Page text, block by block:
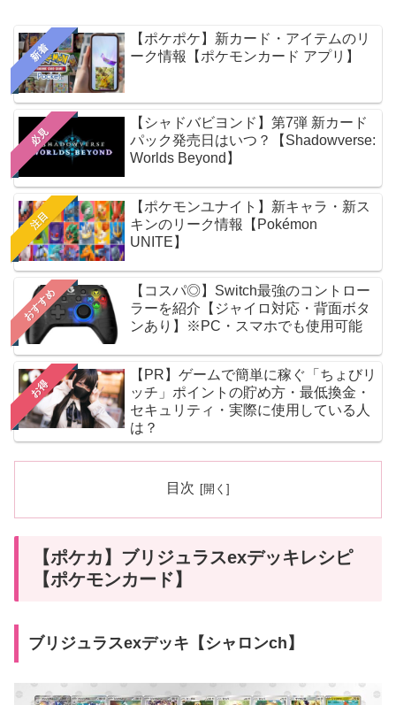
新着
【ポケポケ】新カード・アイテムのリ
ーク情報【ポケモンカード アプリ】
必見
【シャドバビヨンド】第7弾 新カード
パック発売日はいつ？【Shadowverse:
Worlds Beyond】
注目
【ポケモンユナイト】新キャラ・新ス
キンのリーク情報【Pokémon
UNITE】
おすすめ
【コスパ◎】Switch最強のコントロー
ラーを紹介【ジャイロ対応・背面ボタ
ンあり】※PC・スマホでも使用可能
お得
【PR】ゲームで簡単に稼ぐ「ちょびリ
ッチ」ポイントの貯め方・最低換金・
セキュリティ・実際に使用している人
は？
目次
【ポケカ】ブリジュラスexデッキレシピ
【ポケモンカード】
ブリジュラスexデッキ【シャロンch】